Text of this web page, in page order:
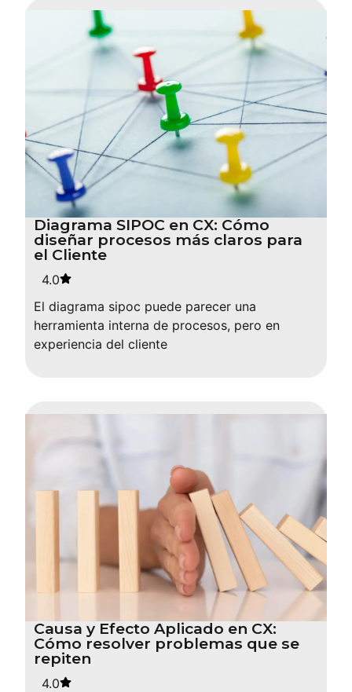
Diagrama SIPOC en CX: Cómo
diseñar procesos más claros para
el Cliente
4.0
El diagrama sipoc puede parecer una
herramienta interna de procesos, pero en
experiencia del cliente
Causa y Efecto Aplicado en CX:
Cómo resolver problemas que se
repiten
4.0